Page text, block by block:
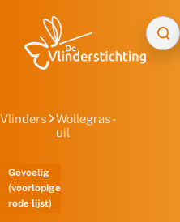
Vlinders
Wollegras-
uil
Gevoelig
(voorlopige
rode lijst)